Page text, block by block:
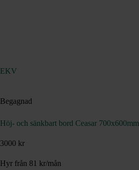
EKV
Begagnad
Höj- och sänkbart bord Ceasar 700x600mm
3000 kr
Hyr från 81 kr/mån